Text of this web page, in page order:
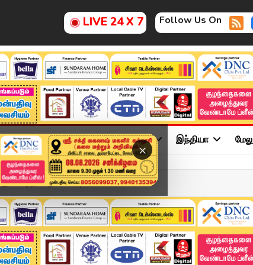
LIVE 24 X 7 Follow Us On
×
சினிமா அரசியல் விளையாட்டு இந்தியா
பிரதமர் மோடி....